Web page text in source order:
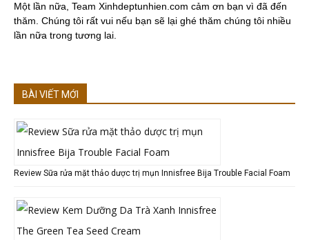
Một lần nữa, Team Xinhdeptunhien.com cảm ơn bạn vì đã đến
thăm. Chúng tôi rất vui nếu bạn sẽ lại ghé thăm chúng tôi nhiều
lần nữa trong tương lai.
BÀI VIẾT MỚI
Review Sữa rửa mặt thảo dược trị mụn Innisfree Bija Trouble Facial Foam